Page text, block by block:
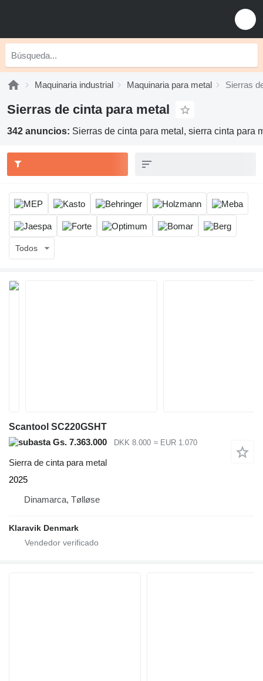
Maquinaria industrial Maquinaria para metal Sierras
Sierras de cinta para metal
342 anuncios: Sierras de cinta para metal, sierra cinta para
Todos
Scantool SC220GSHT
Gs. 7.363.000
DKK 8.000 ≈ EUR 1.070
Sierra de cinta para metal
2025
Dinamarca, Tølløse
Klaravik Denmark